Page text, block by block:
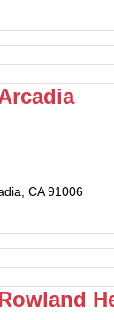
CA 91006